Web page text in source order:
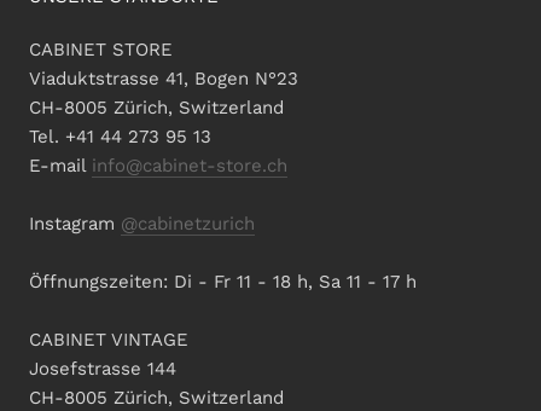
CABINET STORE
Viaduktstrasse 41, Bogen N°23
CH-8005 Zürich, Switzerland
Tel. +41 44 273 95 13
E-mail info@cabinet-store.ch
Instagram @cabinetzurich
Öffnungszeiten: Di - Fr 11 - 18 h, Sa 11 - 17 h
CABINET VINTAGE
Josefstrasse 144
CH-8005 Zürich, Switzerland